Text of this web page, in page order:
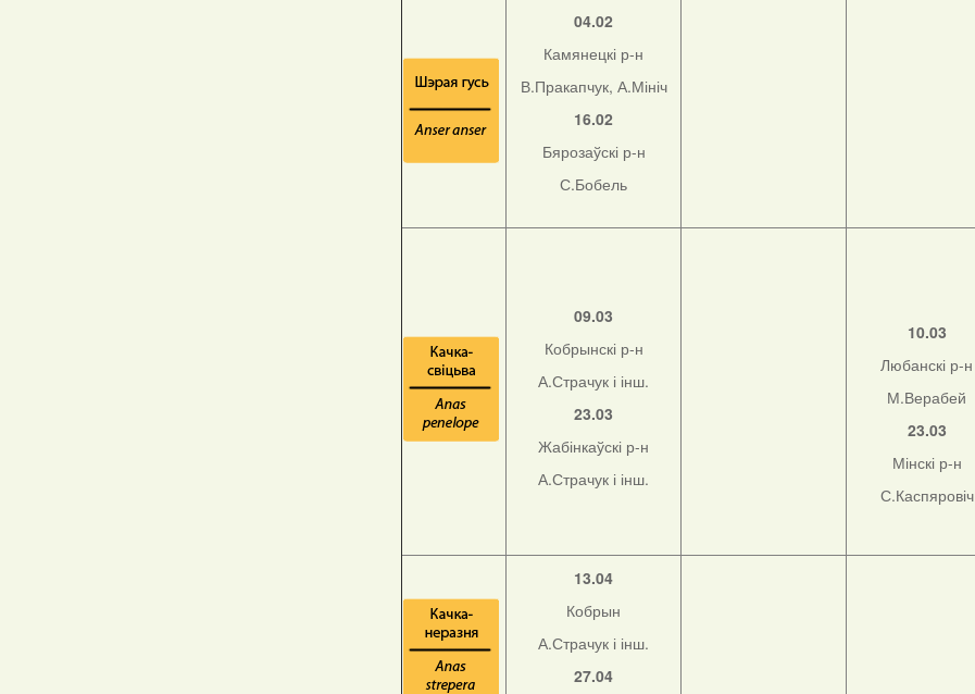
04.02
Камянецкі р-н
В.Пракапчук, А.Мініч
16.02
Бярозаўскі р-н
С.Бобель
09.03
Кобрынскі р-н
А.Страчук і інш.
23.03
Жабінкаўскі р-н
А.Страчук і інш.
10.03
Любанскі р-н
М.Верабей
23.03
Мінскі р-н
С.Каспяровіч
13.04
Кобрын
А.Страчук і інш.
27.04